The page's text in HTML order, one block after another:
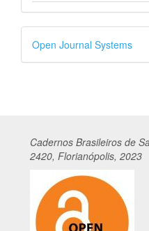
Desenvolvido
por
Open Journal Systems
Cadernos Brasileiros de
2420, Florianópolis, 2023